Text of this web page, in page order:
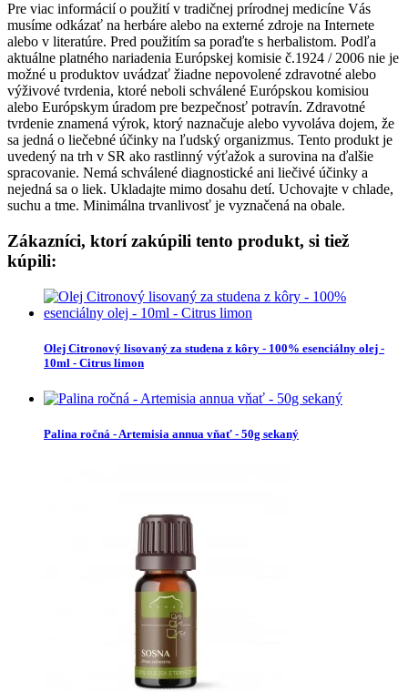
Pre viac informácií o použití v tradičnej prírodnej medicíne Vás
musíme odkázať na herbáre alebo na externé zdroje na Internete
alebo v literatúre. Pred použitím sa poraďte s herbalistom. Podľa
aktuálne platného nariadenia Európskej komisie č.1924 / 2006 nie je
možné u produktov uvádzať žiadne nepovolené zdravotné alebo
výživové tvrdenia, ktoré neboli schválené Európskou komisiou
alebo Európskym úradom pre bezpečnosť potravín. Zdravotné
tvrdenie znamená výrok, ktorý naznačuje alebo vyvoláva dojem, že
sa jedná o liečebné účinky na ľudský organizmus. Tento produkt je
uvedený na trh v SR ako rastlinný výťažok a surovina na ďalšie
spracovanie. Nemá schválené diagnostické ani liečivé účinky a
nejedná sa o liek. Ukladajte mimo dosahu detí. Uchovajte v chlade,
suchu a tme. Minimálna trvanlivosť je vyznačená na obale.
Zákazníci, ktorí zakúpili tento produkt, si tiež
kúpili:
Olej Citronový lisovaný za studena z kôry - 100% esenciálny olej -
10ml - Citrus limon
Palina ročná - Artemisia annua vňať - 50g sekaný